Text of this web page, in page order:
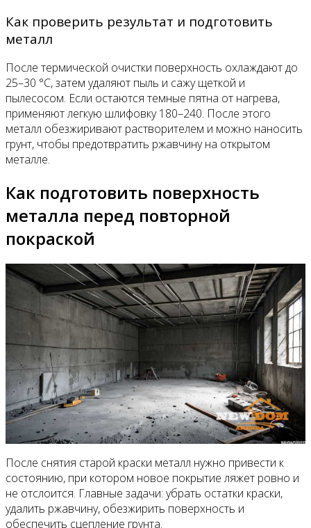
Как проверить результат и подготовить
металл
После термической очистки поверхность охлаждают до
25–30 °C, затем удаляют пыль и сажу щеткой и
пылесосом. Если остаются темные пятна от нагрева,
применяют легкую шлифовку 180–240. После этого
металл обезжиривают растворителем и можно наносить
грунт, чтобы предотвратить ржавчину на открытом
металле.
Как подготовить поверхность
металла перед повторной
покраской
После снятия старой краски металл нужно привести к
состоянию, при котором новое покрытие ляжет ровно и
не отслоится. Главные задачи: убрать остатки краски,
удалить ржавчину, обезжирить поверхность и
обеспечить сцепление грунта.